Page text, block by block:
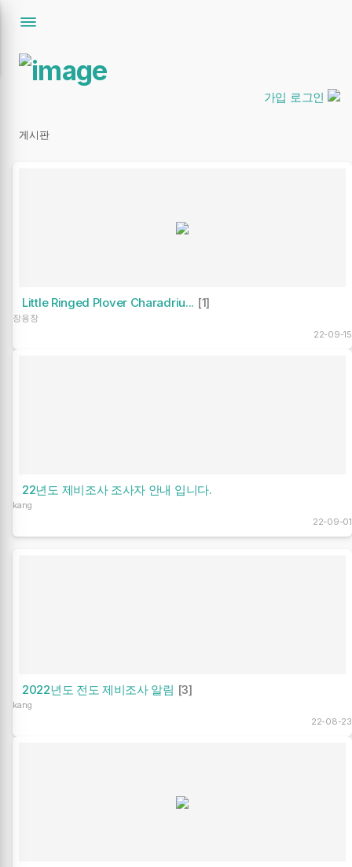
가입 로그인
게시판
Little Ringed Plover Charadriu... [1]
장용창
22-09-15
22년도 제비조사 조사자 안내 입니다.
kang
22-09-01
2022년도 전도 제비조사 알림 [3]
kang
22-08-23